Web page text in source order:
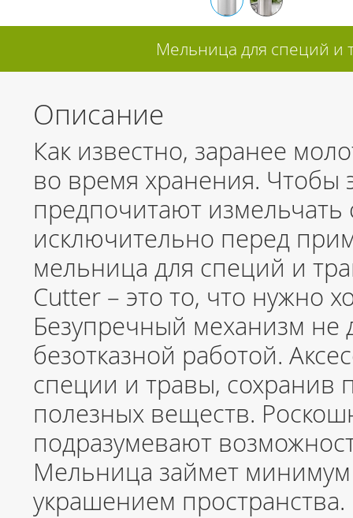
Мельница для специй и
Описание
Как известно, заранее
во время хранения. Чтобы
предпочитают
исключительно перед
мельница для специй и
Cutter – это то, что нужно
Безупречный механизм не
безотказной работой.
специи и травы, сохранив
полезных веществ.
подразумевают
Мельница займет
украшением пространства.